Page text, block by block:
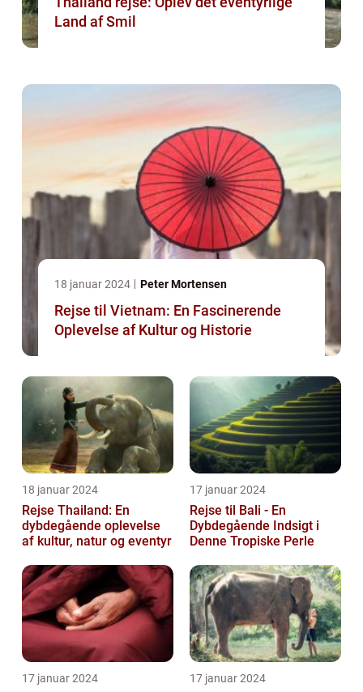
Land af Smil
18 januar 2024 Peter Mortensen
Rejse til Vietnam: En Fascinerende
Oplevelse af Kultur og Historie
18 januar 2024
Rejse Thailand: En
dybdegående oplevelse
af kultur, natur og eventyr
17 januar 2024
Rejse til Bali - En
Dybdegående Indsigt i
Denne Tropiske Perle
17 januar 2024 17 januar 2024